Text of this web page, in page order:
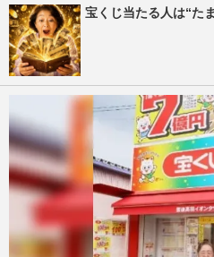
宝くじ当たる人は“た